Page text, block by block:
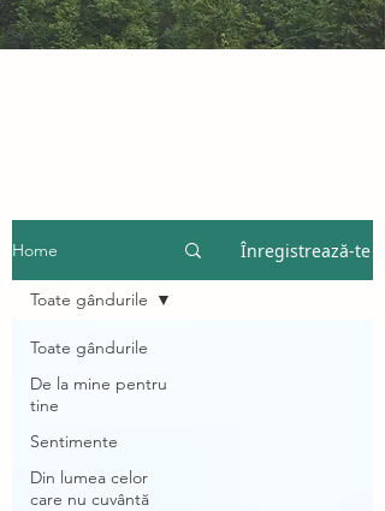
Home Înregistrează-te
Toate gândurile
De la mine pentru
tine
Sentimente
Din lumea celor
care nu cuvântă
Toate gândurile